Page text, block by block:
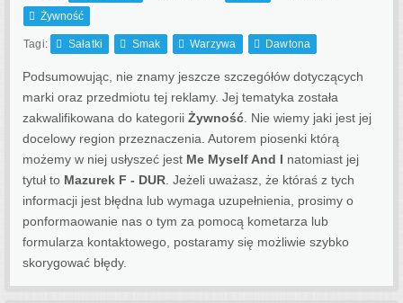
Żywność
Tagi: Sałatki Smak Warzywa Dawtona
Podsumowując, nie znamy jeszcze szczegółów dotyczących
marki oraz przedmiotu tej reklamy. Jej tematyka została
zakwalifikowana do kategorii Żywność . Nie wiemy jaki jest jej
docelowy region przeznaczenia. Autorem piosenki którą
możemy w niej usłyszeć jest Me Myself And I natomiast jej
tytuł to Mazurek F - DUR . Jeżeli uważasz, że któraś z tych
informacji jest błędna lub wymaga uzupełnienia, prosimy o
ponformaowanie nas o tym za pomocą kometarza lub
formularza kontaktowego, postaramy się możliwie szybko
skorygować błędy.